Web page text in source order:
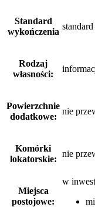
Standard
wykończenia
Rodzaj
własności:
Powierzchnie
dodatkowe:
nie
Komórki
lokatorskie:
nie
Miejsca
postojowe:
w